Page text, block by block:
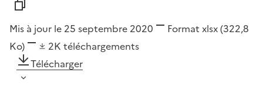
Mis à jour le 25 septembre 2020 Format xlsx(322,8
Ko)
2K téléchargements
Télécharger